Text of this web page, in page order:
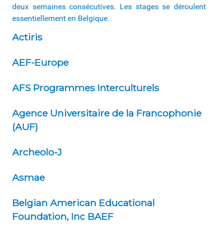
deux semaines consécutives. Les stages se déroulent
essentiellement en Belgique.
Actiris
AEF-Europe
AFS Programmes Interculturels
Agence Universitaire de la Francophonie
(AUF)
Archeolo-J
Asmae
Belgian American Educational
Foundation, Inc BAEF